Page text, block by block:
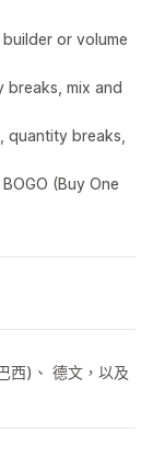
or volume
mix and
quantity breaks,
(Buy One
西)、 德文，以及